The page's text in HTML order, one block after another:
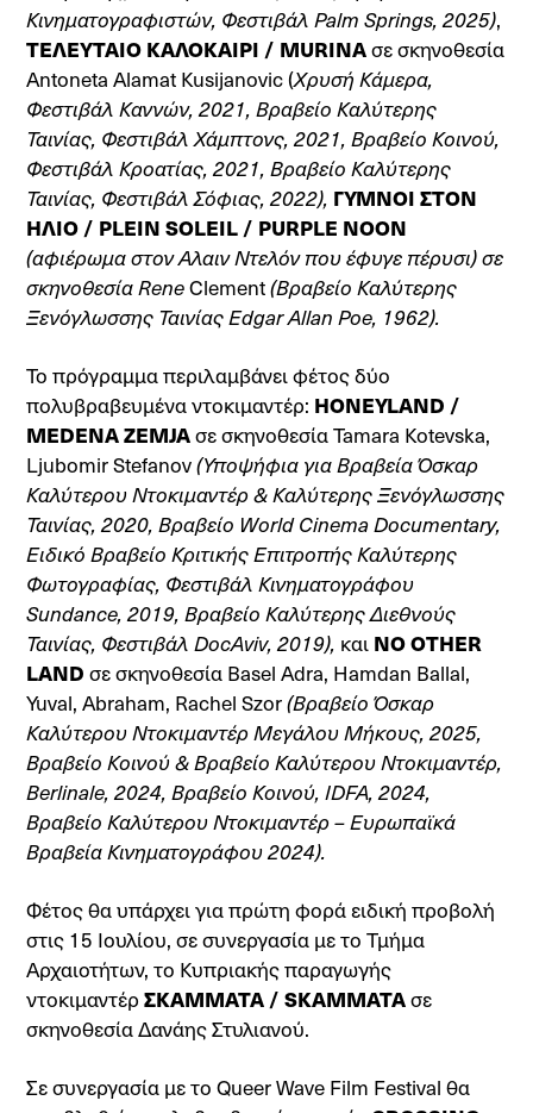
Κινηματογραφιστών, Φεστιβάλ Palm Springs, 2025),
ΤΕΛΕΥΤΑΙΟ ΚΑΛΟΚΑΙΡΙ / MURINAσε σκηνοθεσία
Antoneta Alamat Kusijanovic (Χρυσή Κάμερα,
Φεστιβάλ Καννών, 2021, Βραβείο Καλύτερης
Ταινίας, Φεστιβάλ Χάμπτονς, 2021, Βραβείο Κοινού,
Φεστιβάλ Κροατίας, 2021, Βραβείο Καλύτερης
Ταινίας, Φεστιβάλ Σόφιας, 2022), ΓΥΜΝΟΙ ΣΤΟΝ
ΗΛΙΟ / PLEIN SOLEIL / PURPLE NOON
(αφιέρωμα στον Αλαιν Ντελόν που έφυγε πέρυσι) σε
σκηνοθεσία ReneClement(Βραβείο Καλύτερης
Ξενόγλωσσης Ταινίας Edgar Allan Poe, 1962).
Το πρόγραμμα περιλαμβάνει φέτος δύο
πολυβραβευμένα ντοκιμαντέρ: HONEYLAND /
MEDENA ZEMJAσε σκηνοθεσία Tamara Kotevska,
Ljubomir Stefanov(Υποψήφια για Βραβεία Όσκαρ
Καλύτερου Ντοκιμαντέρ & Καλύτερης Ξενόγλωσσης
Ταινίας, 2020, Βραβείο World Cinema Documentary,
Ειδικό Βραβείο Κριτικής Επιτροπής Καλύτερης
Φωτογραφίας, Φεστιβάλ Κινηματογράφου
Sundance, 2019, Βραβείο Καλύτερης Διεθνούς
Ταινίας, Φεστιβάλ DocAviv, 2019), και NO OTHER
LAND σε σκηνοθεσία Basel Adra, Hamdan Ballal,
Yuval, Abraham, Rachel Szor(Βραβείο Όσκαρ
Καλύτερου Ντοκιμαντέρ Μεγάλου Μήκους, 2025,
Βραβείο Κοινού & Βραβείο Καλύτερου Ντοκιμαντέρ,
Berlinale, 2024, Βραβείο Κοινού, IDFA, 2024,
Βραβείο Καλύτερου Ντοκιμαντέρ – Ευρωπαϊκά
Βραβεία Κινηματογράφου 2024).
Φέτος θα υπάρχει για πρώτη φορά ειδική προβολή
στις 15 Ιουλίου, σε συνεργασία με το Τμήμα
Αρχαιοτήτων, το Κυπριακής παραγωγής
ντοκιμαντέρΣΚΑΜΜΑΤΑ / SKAMMATAσε
σκηνοθεσία Δανάης Στυλιανού.
Σε συνεργασία με το Queer Wave Film Festival θα